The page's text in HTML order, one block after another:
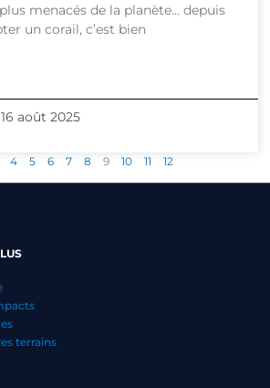
menacés de la planète… depuis
un corail, c’est bien
16 août 2025
4 5 6 7 8 9 10 11 12
terrains